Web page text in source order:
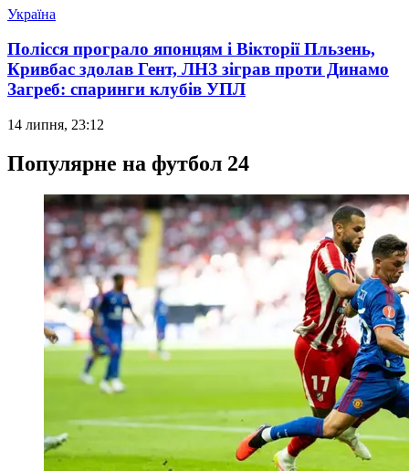
Україна
Полісся програло японцям і Вікторії Пльзень,
Кривбас здолав Гент, ЛНЗ зіграв проти Динамо
Загреб: спаринги клубів УПЛ
14 липня, 23:12
Популярне на футбол 24